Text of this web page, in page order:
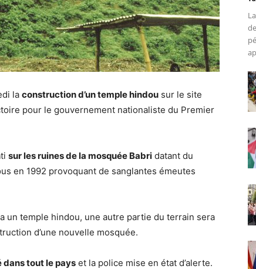
la construction d’un temple hindou sur le site
pour le gouvernement nationaliste du Premier
sur les ruines de la mosquée Babri datant du
en 1992 provoquant de sanglantes émeutes
un temple hindou, une autre partie du terrain sera
d’une nouvelle mosquée.
dans tout le pays et la police mise en état d’alerte.